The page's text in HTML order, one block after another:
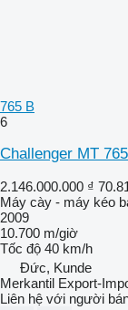
765 B
6
Challenger MT
2.146.000.000 ₫
Máy cày - máy kéo
2009
10.700 m/giờ
Tốc độ 40 km/h
Đức, Kunde
Merkantil Export-
Liên hệ với người